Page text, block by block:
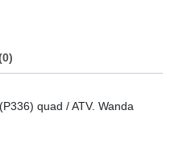
quad / ATV. Wanda